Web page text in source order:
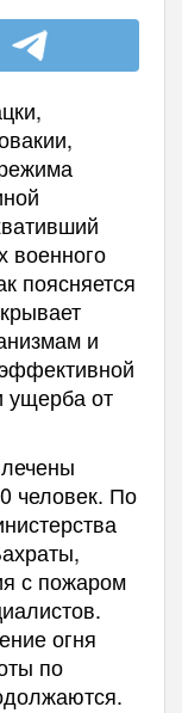
военного
поясняется
и
ущерба от
человек. По
с пожаром
огня
по